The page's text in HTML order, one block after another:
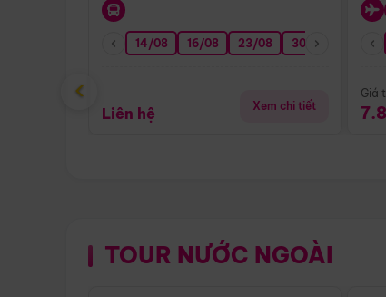
14/08 16/08 23/08 30/08 06/09
Liên hệ Xem chi tiết
Giá
‹
TOUR NƯỚC NGOÀI
Điểm nổi bật